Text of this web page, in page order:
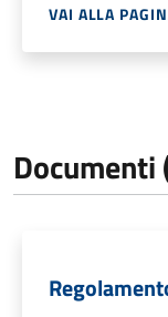
VAI ALLA
Documenti